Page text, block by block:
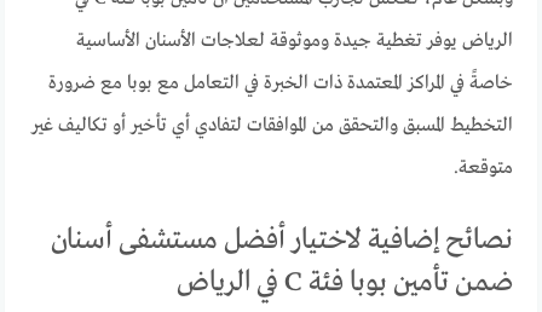
الرياض يوفر تغطية جيدة وموثوقة لعلاجات الأسنان الأساسية
خاصةً في المراكز المعتمدة ذات الخبرة في التعامل مع بوبا مع ضرورة
التخطيط المسبق والتحقق من الموافقات لتفادي أي تأخير أو تكاليف غير
متوقعة.
نصائح إضافية لاختيار أفضل مستشفى أسنان
ضمن تأمين بوبا فئة C في الرياض